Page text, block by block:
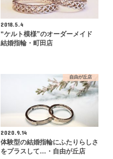
2018.5.4
“ケルト模様”のオーダーメイド
結婚指輪・町田店
自由が丘店
2020.9.14
体験型の結婚指輪にふたりらしさ
をプラスして…・自由が丘店